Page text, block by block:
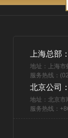
上海总部
地址：上海
服务热线：
北京公司
地址：北京市
服务热线：